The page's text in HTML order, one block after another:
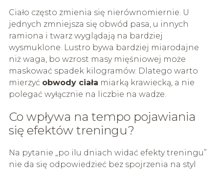
Ciało często zmienia się nierównomiernie. U
jednych zmniejsza się obwód pasa, u innych
ramiona i twarz wyglądają na bardziej
wysmuklone. Lustro bywa bardziej miarodajne
niż waga, bo wzrost masy mięśniowej może
maskować spadek kilogramów. Dlatego warto
mierzyć obwody ciała miarką krawiecką, a nie
polegać wyłącznie na liczbie na wadze.
Co wpływa na tempo pojawiania
się efektów treningu?
Na pytanie „po ilu dniach widać efekty treningu”
nie da się odpowiedzieć bez spojrzenia na styl